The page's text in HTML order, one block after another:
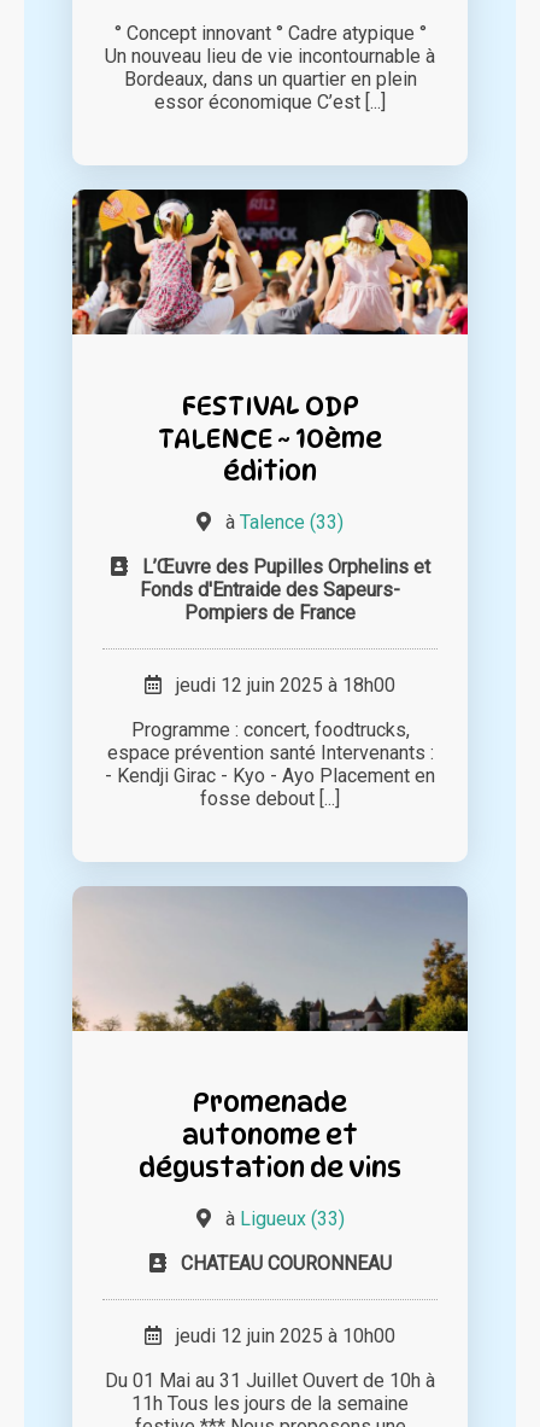
° Concept innovant ° Cadre atypique °
Un nouveau lieu de vie incontournable à
Bordeaux, dans un quartier en plein
essor économique C’est [...]
FESTIVAL ODP
TALENCE ~ 10ème
édition
à Talence (33)
L’Œuvre des Pupilles Orphelins et
Fonds d'Entraide des Sapeurs-
Pompiers de France
jeudi 12 juin 2025 à 18h00
Programme : concert, foodtrucks,
espace prévention santé Intervenants :
- Kendji Girac - Kyo - Ayo Placement en
fosse debout [...]
Promenade
autonome et
dégustation de vins
à Ligueux (33)
CHATEAU COURONNEAU
jeudi 12 juin 2025 à 10h00
Du 01 Mai au 31 Juillet Ouvert de 10h à
11h Tous les jours de la semaine